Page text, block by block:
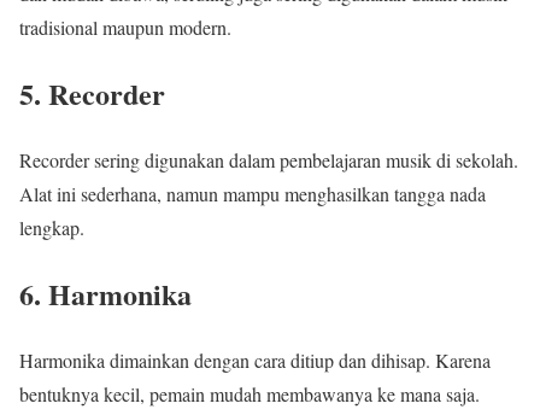
tradisional maupun modern.
5. Recorder
Recordersering digunakan dalam pembelajaran musik di sekolah.
Alat ini sederhana, namun mampu menghasilkan tangga nada
lengkap.
6. Harmonika
Harmonika dimainkan dengan cara ditiup dan dihisap. Karena
bentuknya kecil, pemain mudah membawanya ke mana saja.